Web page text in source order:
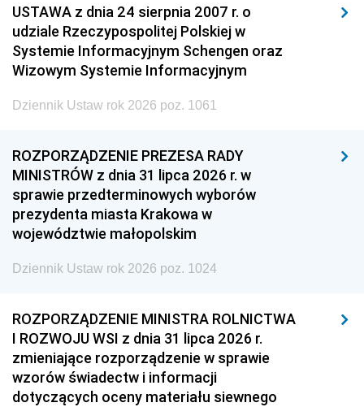
USTAWA z dnia 24 sierpnia 2007 r. o
udziale Rzeczypospolitej Polskiej w
Systemie Informacyjnym Schengen oraz
Wizowym Systemie Informacyjnym
Dziennik Ustaw rok 2026 poz. 1061
ROZPORZĄDZENIE PREZESA RADY
MINISTRÓW z dnia 31 lipca 2026 r. w
sprawie przedterminowych wyborów
prezydenta miasta Krakowa w
województwie małopolskim
Dziennik Ustaw rok 2026 poz. 1024
ROZPORZĄDZENIE MINISTRA ROLNICTWA
I ROZWOJU WSI z dnia 31 lipca 2026 r.
zmieniające rozporządzenie w sprawie
wzorów świadectw i informacji
dotyczących oceny materiału siewnego